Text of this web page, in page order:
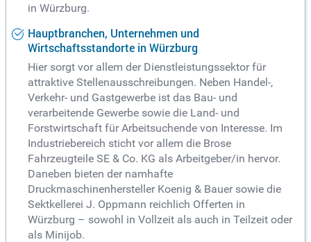
in Würzburg.
Hauptbranchen, Unternehmen und
Wirtschaftsstandorte in Würzburg
Hier sorgt vor allem der Dienstleistungssektor für
attraktive Stellenausschreibungen. Neben Handel-,
Verkehr- und Gastgewerbe ist das Bau- und
verarbeitende Gewerbe sowie die Land- und
Forstwirtschaft für Arbeitsuchende von Interesse. Im
Industriebereich sticht vor allem die Brose
Fahrzeugteile SE & Co. KG als Arbeitgeber/in hervor.
Daneben bieten der namhafte
Druckmaschinenhersteller Koenig & Bauer sowie die
Sektkellerei J. Oppmann reichlich Offerten in
Würzburg – sowohl in Vollzeit als auch in Teilzeit oder
als Minijob.